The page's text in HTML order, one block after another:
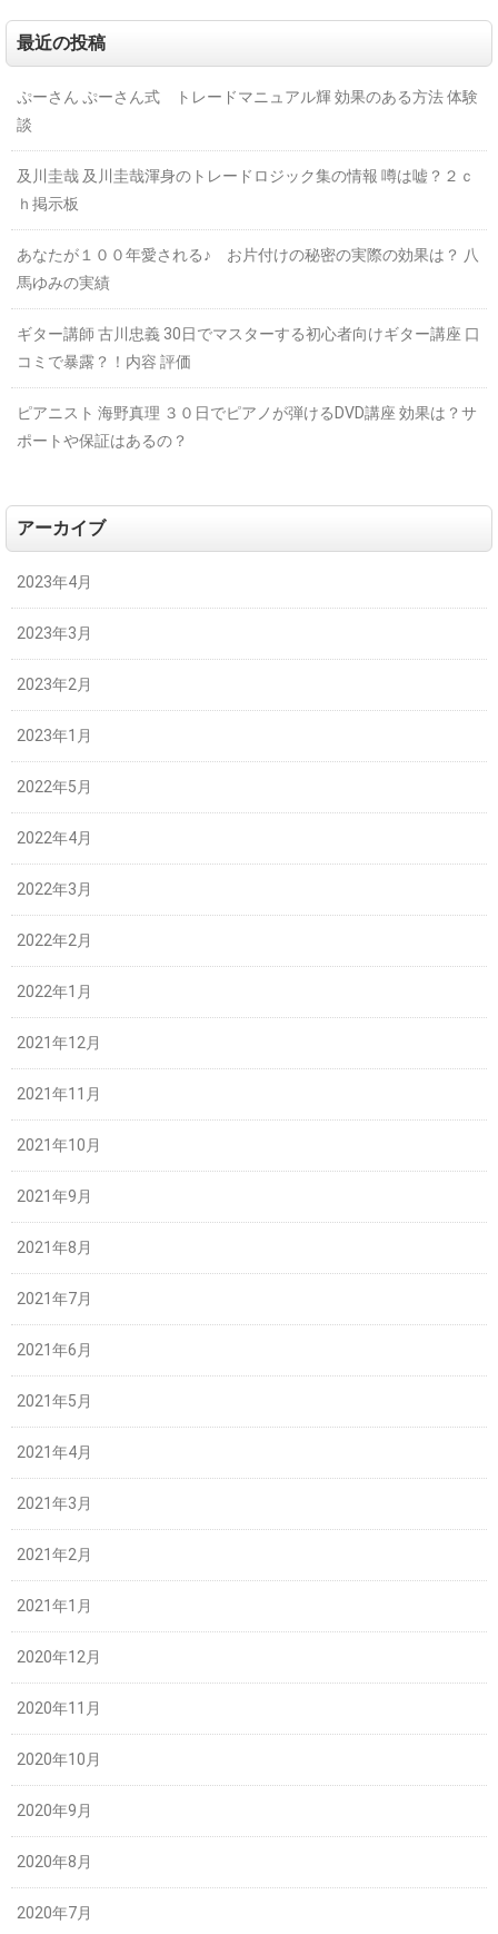
最近の投稿
ぷーさん ぷーさん式 トレードマニュアル輝 効果のある方法 体験
談
及川圭哉 及川圭哉渾身のトレードロジック集の情報 噂は嘘？２ｃ
ｈ掲示板
あなたが１００年愛される♪ お片付けの秘密の実際の効果は？ 八
馬ゆみの実績
ギター講師 古川忠義 30日でマスターする初心者向けギター講座 口
コミで暴露？！内容 評価
ピアニスト 海野真理 ３０日でピアノが弾けるDVD講座 効果は？サ
ポートや保証はあるの？
アーカイブ
2023年4月
2023年3月
2023年2月
2023年1月
2022年5月
2022年4月
2022年3月
2022年2月
2022年1月
2021年12月
2021年11月
2021年10月
2021年9月
2021年8月
2021年7月
2021年6月
2021年5月
2021年4月
2021年3月
2021年2月
2021年1月
2020年12月
2020年11月
2020年10月
2020年9月
2020年8月
2020年7月